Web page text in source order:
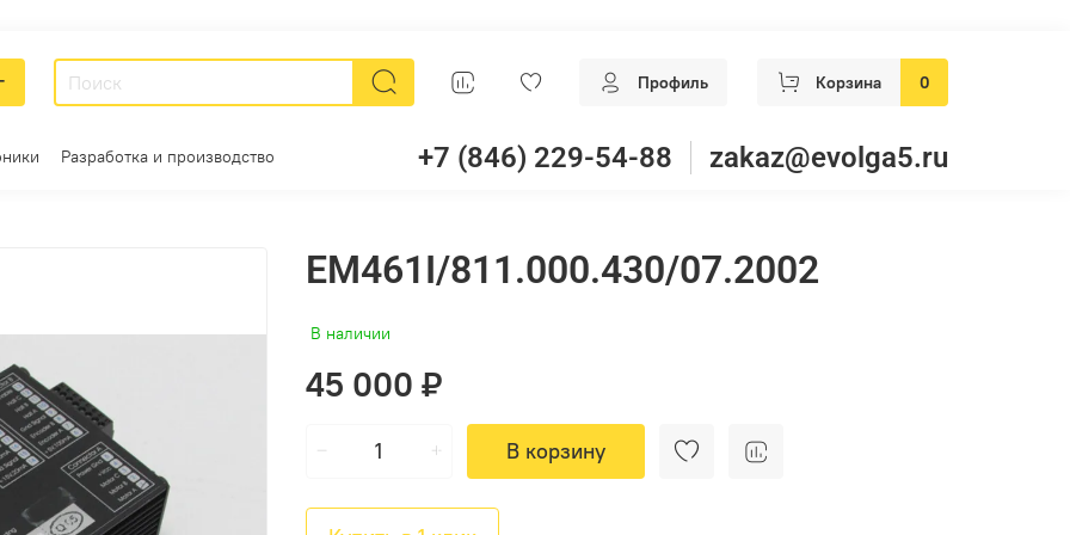
Профиль Корзина 0
Разработка и производство +7 (846) 229-54-88 zakaz@evolga5.ru
EM461I/811.000.430/07.2002
В наличии
45 000 ₽
В корзину